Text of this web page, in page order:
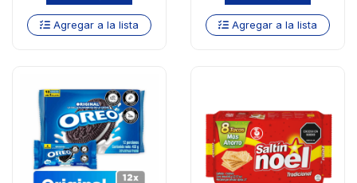
Agregar a la lista Agregar a la lista